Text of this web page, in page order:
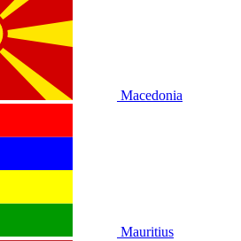
Macedonia
Mauritius